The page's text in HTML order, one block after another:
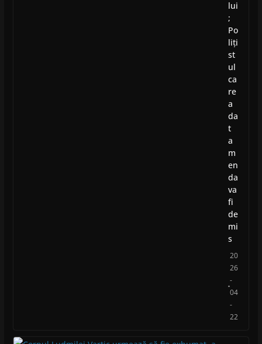
lui
;
Po
liți
st
ul
ca
re
a
da
t
a
m
en
da
va
fi
de
mi
s
20
26
-
04
-
22